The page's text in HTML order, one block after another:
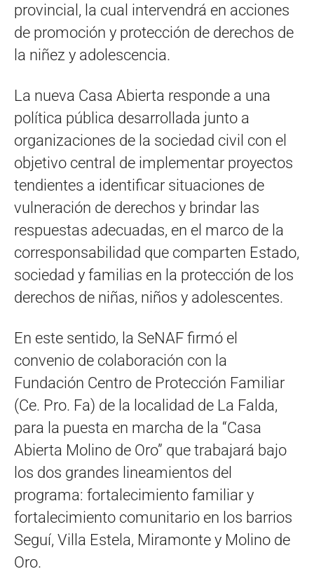
provincial, la cual intervendrá en acciones
de promoción y protección de derechos de
la niñez y adolescencia.
La nueva Casa Abierta responde a una
política pública desarrollada junto a
organizaciones de la sociedad civil con el
objetivo central de implementar proyectos
tendientes a identificar situaciones de
vulneración de derechos y brindar las
respuestas adecuadas, en el marco de la
corresponsabilidad que comparten Estado,
sociedad y familias en la protección de los
derechos de niñas, niños y adolescentes.
En este sentido, la SeNAF firmó el
convenio de colaboración con la
Fundación Centro de Protección Familiar
(Ce. Pro. Fa) de la localidad de La Falda,
para la puesta en marcha de la “Casa
Abierta Molino de Oro” que trabajará bajo
los dos grandes lineamientos del
programa: fortalecimiento familiar y
fortalecimiento comunitario en los barrios
Seguí, Villa Estela, Miramonte y Molino de
Oro.